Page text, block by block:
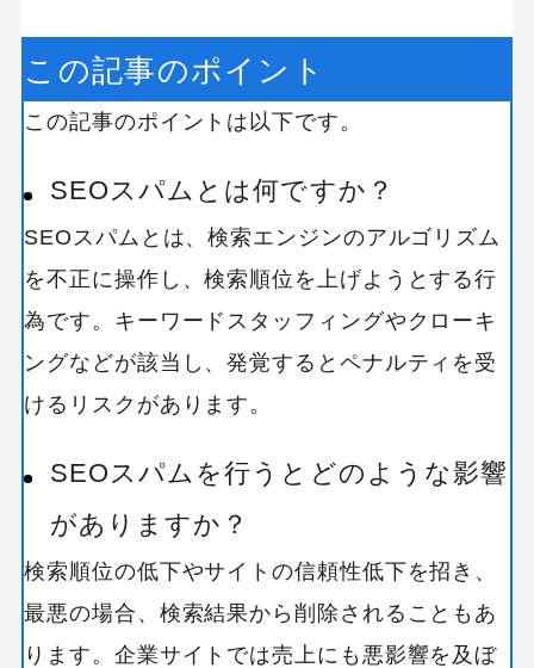
この記事のポイント
この記事のポイントは以下です。
SEOスパムとは何ですか？
SEOスパムとは、検索エンジンのアルゴリズム
を不正に操作し、検索順位を上げようとする行
為です。キーワードスタッフィングやクローキ
ングなどが該当し、発覚するとペナルティを受
けるリスクがあります。
SEOスパムを行うとどのような影響
がありますか？
検索順位の低下やサイトの信頼性低下を招き、
最悪の場合、検索結果から削除されることもあ
ります。企業サイトでは売上にも悪影響を及ぼ